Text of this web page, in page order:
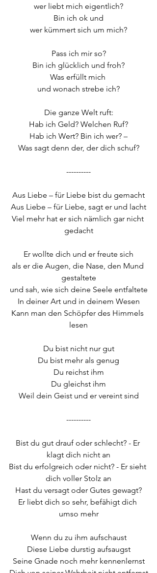
wer liebt mich eigentlich?
Bin ich ok und
wer kümmert sich um mich?
Pass ich mir so?
Bin ich glücklich und froh?
Was erfüllt mich
und wonach strebe ich?
Die ganze Welt ruft:
Hab ich Geld? Welchen Ruf?
Hab ich Wert? Bin ich wer? –
Was sagt denn der, der dich schuf?
----------
Aus Liebe – für Liebe bist du gemacht
Aus Liebe – für Liebe, sagt er und lacht
Viel mehr hat er sich nämlich gar nicht
gedacht
Er wollte dich und er freute sich
als er die Augen, die Nase, den Mund
gestaltete
und sah, wie sich deine Seele entfaltete
In deiner Art und in deinem Wesen
Kann man den Schöpfer des Himmels
lesen
Du bist nicht nur gut
Du bist mehr als genug
Du reichst ihm
Du gleichst ihm
Weil dein Geist und er vereint sind
----------
Bist du gut drauf oder schlecht? - Er
klagt dich nicht an
Bist du erfolgreich oder nicht? - Er sieht
dich voller Stolz an
Hast du versagt oder Gutes gewagt?
Er liebt dich so sehr, befähigt dich
umso mehr
Wenn du zu ihm aufschaust
Diese Liebe durstig aufsaugst
Seine Gnade noch mehr kennenlernst